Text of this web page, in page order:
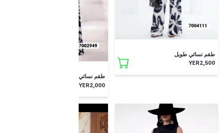
طقم نسائي طويل
YER2,500
طقم نسائي طويل
YER2,000